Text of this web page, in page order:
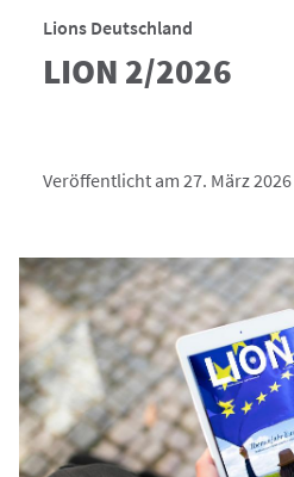
Lions Deutschland
LION 2/2026
Veröffentlicht am 27. März 2026